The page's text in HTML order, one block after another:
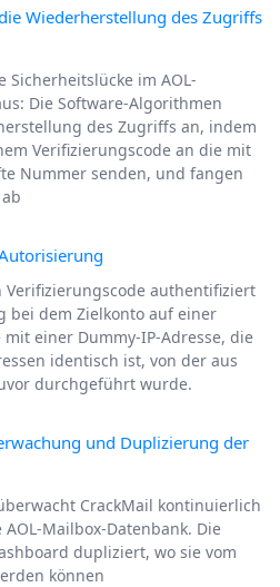
Wiederherstellung des Zugriffs
Sicherheitslücke im AOL-
Die Software-Algorithmen
des Zugriffs an, indem
Verifizierungscode an die mit
Nummer senden, und fangen
authentifiziert
bei dem Zielkonto auf einer
einer Dummy-IP-Adresse, die
identisch ist, von der aus
durchgeführt wurde.
und Duplizierung der
CrackMail kontinuierlich
Mailbox-Datenbank. Die
dupliziert, wo sie vom
können